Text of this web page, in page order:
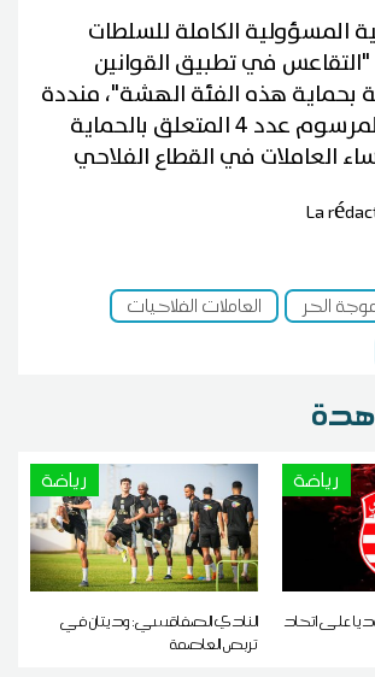
المسؤولية الكاملة للسلطات
"التقاعس في تطبيق القوانين
بحماية هذه الفئة الهشة"، منددة
بعدم تفعيل المرسوم عدد 4 المتعلق بالحماية
العاملات في القطاع الفلاحي
La
الحر
العاملات الفلاحيات
رياضة
على اتحاد
رياضة
النادي الصفاقسي: وديتان في
تربص العاصمة